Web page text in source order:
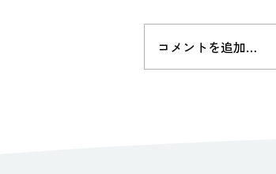
残し、幕引きとな
で、おどろくお話
３大スポーツと言
コメントを追加…